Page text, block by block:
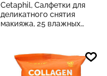
Cetaphil, Салфетки для
деликатного снятия
макияжа, 25 влажных